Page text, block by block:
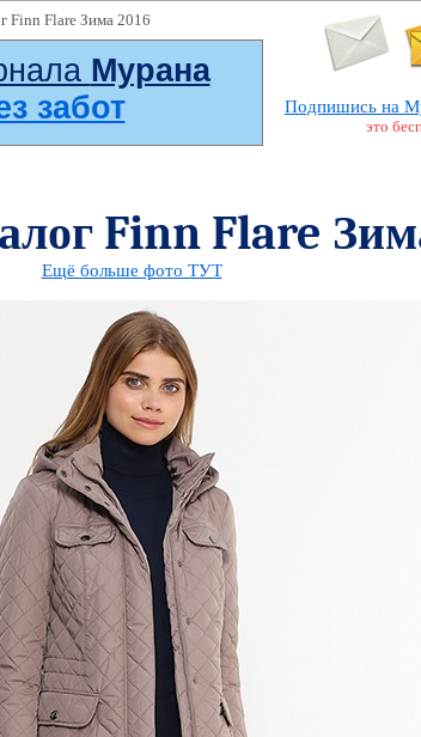
Finn Flare Зима 2016
Мурана
забот
Подпишись на
это
Finn Flare
Ещё больше фото ТУТ